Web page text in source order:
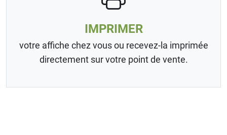
IMPRIMER
votre affiche chez vous ou recevez-la imprimée
directement sur votre point de vente.